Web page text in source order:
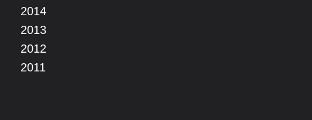
2014
2013
2012
2011